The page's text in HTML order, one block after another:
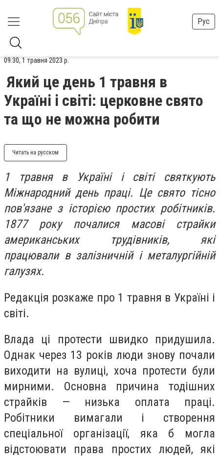
Рус
09:30, 1 травня 2023 р.
Який це день 1 травня в
Україні і світі: церковне свято
та що не можна робити
Читать на русском
1 травня в Україні і світі святкують
Міжнародний день праці. Це свято тісно
пов'язане з історією простих робітників.
1877 року почалися масові страйки
американських трудівників, які
працювали в залізничній і металургійній
галузях.
Редакція розкаже про 1 травня в Україні і
світі.
Влада ці протести швидко придушила.
Однак через 13 років люди знову почали
виходити на вулиці, хоча протести були
мирними. Основна причина тодішних
страйків — низька оплата праці.
Робітники вимагали і створення
спеціальної організації, яка б могла
відстоювати права простих людей, які